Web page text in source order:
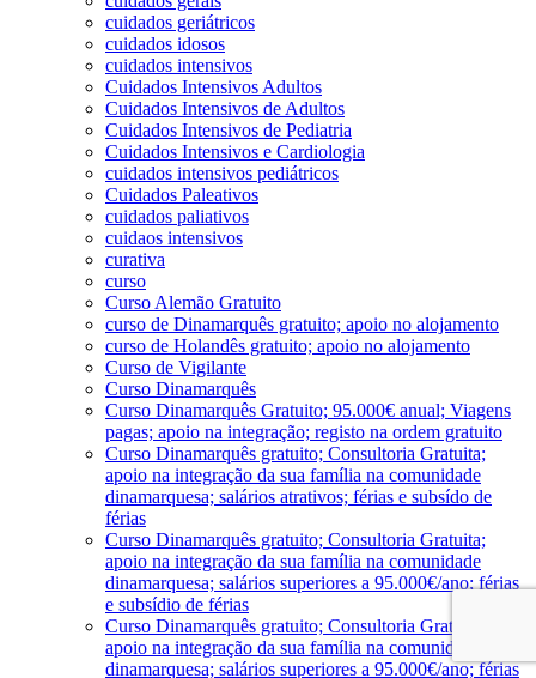
cuidados geriátricos
cuidados idosos
cuidados intensivos
Cuidados Intensivos Adultos
Cuidados Intensivos de Adultos
Cuidados Intensivos de Pediatria
Cuidados Intensivos e Cardiologia
cuidados intensivos pediátricos
Cuidados Paleativos
cuidados paliativos
cuidaos intensivos
curativa
curso
Curso Alemão Gratuito
curso de Dinamarquês gratuito; apoio no alojamento
curso de Holandês gratuito; apoio no alojamento
Curso de Vigilante
Curso Dinamarquês
Curso Dinamarquês Gratuito; 95.000€ anual; Viagens
pagas; apoio na integração; registo na ordem gratuito
Curso Dinamarquês gratuito; Consultoria Gratuita;
apoio na integração da sua família na comunidade
dinamarquesa; salários atrativos; férias e subsído de
férias
Curso Dinamarquês gratuito; Consultoria Gratuita;
apoio na integração da sua família na comunidade
dinamarquesa; salários superiores a 95.000€/ano; férias
e subsídio de férias
Curso Dinamarquês gratuito; Consultoria Gratuita;
apoio na integração da sua família na comunidade
dinamarquesa; salários superiores a 95.000€/ano; férias